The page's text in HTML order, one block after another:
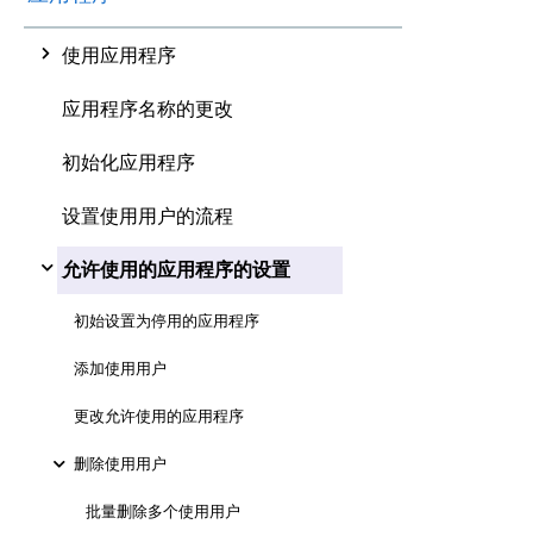
使用应用程序
应用程序名称的更改
初始化应用程序
设置使用用户的流程
允许使用的应用程序的设置
初始设置为停用的应用程序
添加使用用户
更改允许使用的应用程序
删除使用用户
批量删除多个使用用户